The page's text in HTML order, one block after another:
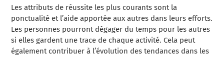
Les attributs de réussite les plus courants sont la
ponctualité et l’aide apportée aux autres dans leurs efforts.
Les personnes pourront dégager du temps pour les autres
si elles gardent une trace de chaque activité. Cela peut
également contribuer à l’évolution des tendances dans les